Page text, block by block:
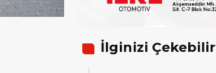
İlginizi Çekebilir